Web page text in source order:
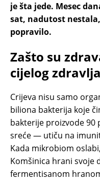
je šta jede. Mesec
sat, nadutost
popravilo.
Zašto su
cijelog
Crijeva nisu samo
biliona bakterija koje
bakterije proizvode
sreće — utiču na
Kada mikrobiom
Komšinica hrani
fermentisanom